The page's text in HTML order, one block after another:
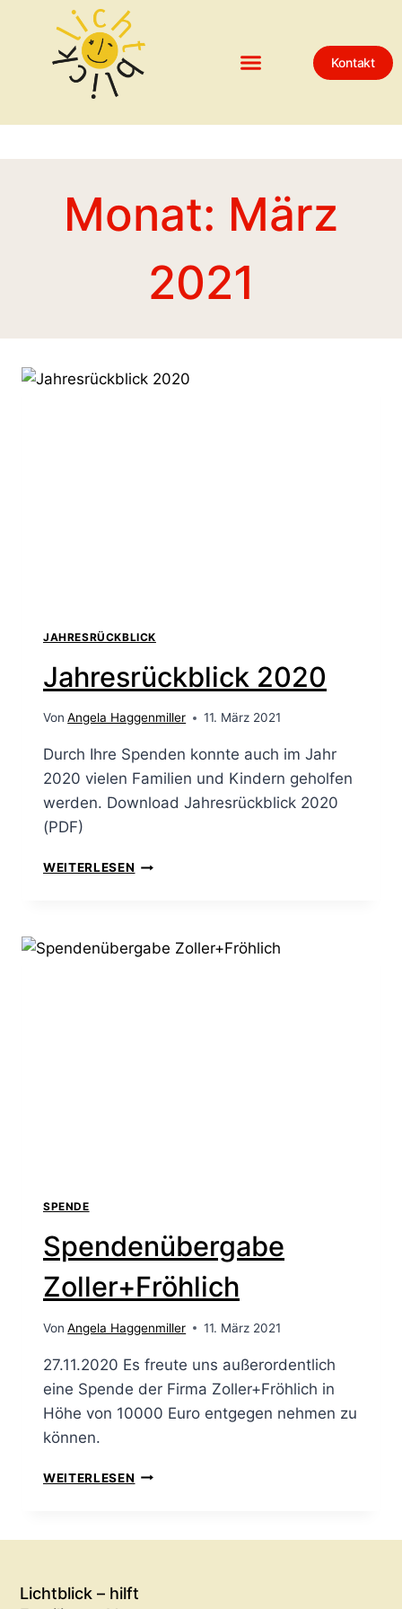
Kontakt
Monat: März
2021
JAHRESRÜCKBLICK
Jahresrückblick 2020
Von Angela Haggenmiller 11. März 2021
Durch Ihre Spenden konnte auch im Jahr
2020 vielen Familien und Kindern geholfen
werden. Download Jahresrückblick 2020
(PDF)
WEITERLESEN
SPENDE
Spendenübergabe
Zoller+Fröhlich
Von Angela Haggenmiller 11. März 2021
27.11.2020 Es freute uns außerordentlich
eine Spende der Firma Zoller+Fröhlich in
Höhe von 10000 Euro entgegen nehmen zu
können.
WEITERLESEN
Lichtblick – hilft